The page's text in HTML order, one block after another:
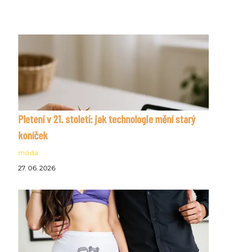
Pletení v 21. století: jak technologie mění starý
koníček
móda
27. 06. 2026